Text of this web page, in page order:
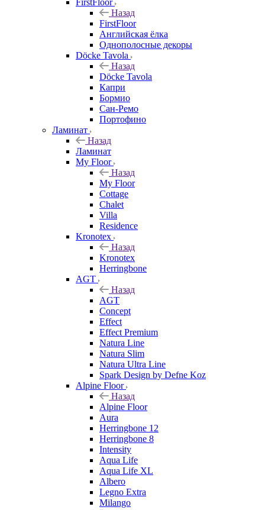
FirstFloor
Назад
FirstFloor
Английская ёлка
Однополосные декоры
Döcke Tavola
Назад
Döcke Tavola
Капри
Бормио
Сан-Ремо
Портофино
Ламинат
Назад
Ламинат
My Floor
Назад
My Floor
Cottage
Chalet
Villa
Residence
Kronotex
Назад
Kronotex
Herringbone
AGT
Назад
AGT
Concept
Effect
Effect Premium
Natura Line
Natura Slim
Natura Ultra Line
Spark Design by Defne Koz
Alpine Floor
Назад
Alpine Floor
Aura
Herringbone 12
Herringbone 8
Intensity
Aqua Life
Aqua Life XL
Albero
Legno Extra
Milango